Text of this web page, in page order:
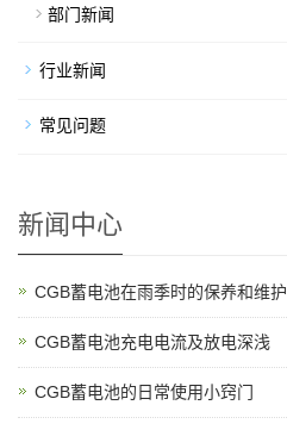
部门新闻
行业新闻
常见问题
新闻中心
CGB蓄电池在雨季时的保养和维护
CGB蓄电池充电电流及放电深浅
CGB蓄电池的日常使用小窍门